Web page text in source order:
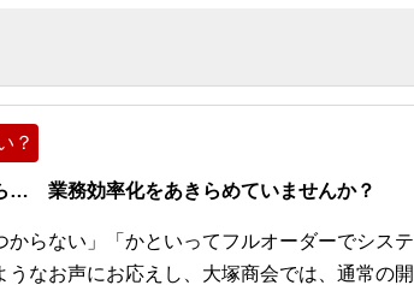
？
… 業務効率化をあきらめていませんか？
からない」「かといってフルオーダーでシステ
なお声にお応えし、大塚商会では、通常の開